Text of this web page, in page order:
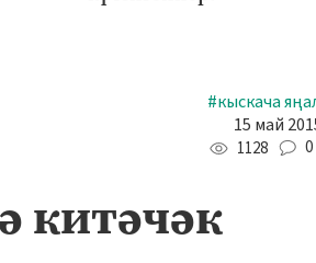
#кыскача
15 май
1128 0
китәчәк